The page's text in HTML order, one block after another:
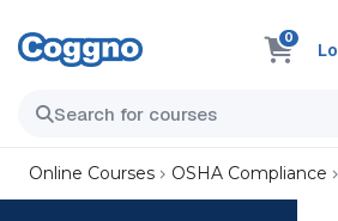
0
Online Courses OSHA Compliance